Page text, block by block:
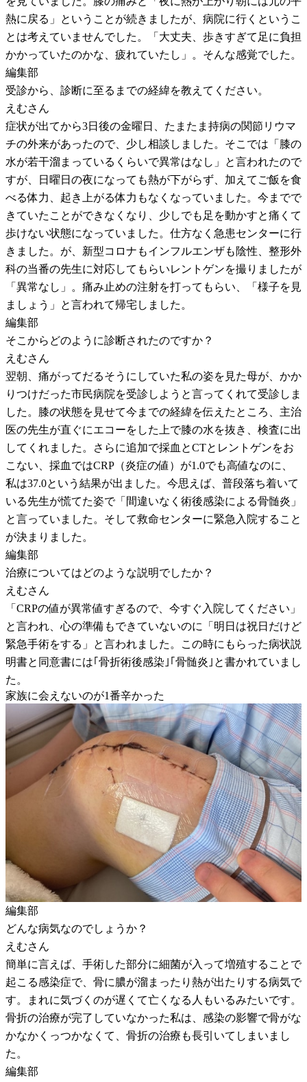
熱に戻る」ということが続きましたが、病院に行くというこ
とは考えていませんでした。「大丈夫、歩きすぎて足に負担
かかっていたのかな、疲れていたし」。そんな感覚でした。
編集部
受診から、診断に至るまでの経緯を教えてください。
えむさん
症状が出てから3日後の金曜日、たまたま持病の関節リウマ
チの外来があったので、少し相談しました。そこでは「膝の
水が若干溜まっているくらいで異常はなし」と言われたので
すが、日曜日の夜になっても熱が下がらず、加えてご飯を食
べる体力、起き上がる体力もなくなっていました。今までで
きていたことができなくなり、少しでも足を動かすと痛くて
歩けない状態になっていました。仕方なく急患センターに行
きました。が、新型コロナもインフルエンザも陰性、整形外
科の当番の先生に対応してもらいレントゲンを撮りましたが
「異常なし」。痛み止めの注射を打ってもらい、「様子を見
ましょう」と言われて帰宅しました。
編集部
そこからどのように診断されたのですか？
えむさん
翌朝、痛がってだるそうにしていた私の姿を見た母が、かか
りつけだった市民病院を受診しようと言ってくれて受診しま
した。膝の状態を見せて今までの経緯を伝えたところ、主治
医の先生が直ぐにエコーをした上で膝の水を抜き、検査に出
してくれました。さらに追加で採血とCTとレントゲンをお
こない、採血ではCRP（炎症の値）が1.0でも高値なのに、
私は37.0という結果が出ました。今思えば、普段落ち着いて
いる先生が慌てた姿で「間違いなく術後感染による骨髄炎」
と言っていました。そして救命センターに緊急入院すること
が決まりました。
編集部
治療についてはどのような説明でしたか？
えむさん
「CRPの値が異常値すぎるので、今すぐ入院してください」
と言われ、心の準備もできていないのに「明日は祝日だけど
緊急手術をする」と言われました。この時にもらった病状説
明書と同意書には｢骨折術後感染｣｢骨髄炎｣と書かれていまし
た。
家族に会えないのが1番辛かった
編集部
どんな病気なのでしょうか？
えむさん
簡単に言えば、手術した部分に細菌が入って増殖することで
起こる感染症で、骨に膿が溜まったり熱が出たりする病気で
す。まれに気づくのが遅くて亡くなる人もいるみたいです。
骨折の治療が完了していなかった私は、感染の影響で骨がな
かなかくっつかなくて、骨折の治療も長引いてしまいまし
た。
編集部